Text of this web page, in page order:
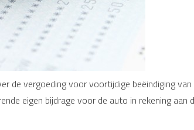
de vergoeding voor voortijdige beëindiging
eigen bijdrage voor de auto in rekening aan